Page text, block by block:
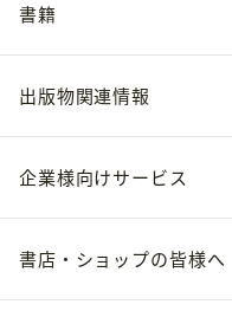
書籍
出版物関連情報
企業様向けサービス
書店・ショップの皆様へ